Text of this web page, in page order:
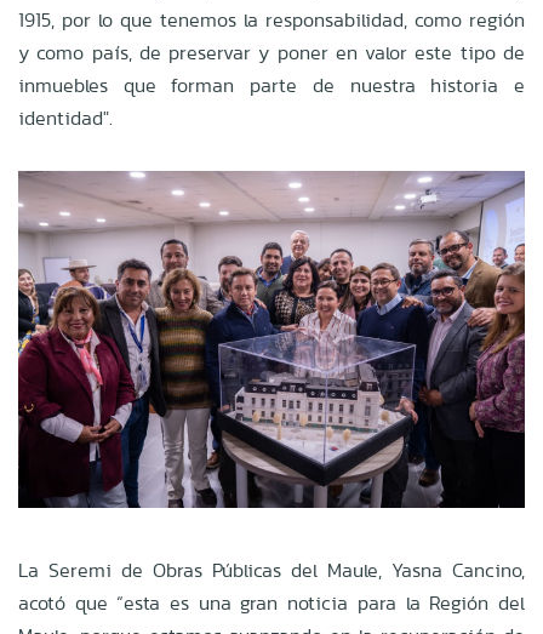
1915, por lo que tenemos la responsabilidad, como región
y como país, de preservar y poner en valor este tipo de
inmuebles que forman parte de nuestra historia e
identidad".
La Seremi de Obras Públicas del Maule, Yasna Cancino,
acotó que “esta es una gran noticia para la Región del